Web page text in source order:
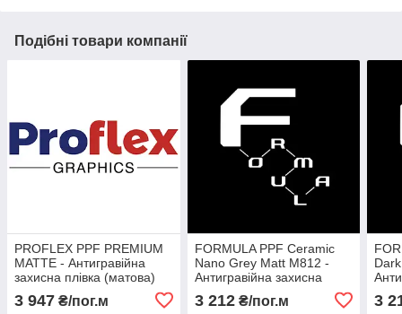
Подібні товари компанії
PROFLEX PPF PREMIUM
MATTE - Антигравійна
захисна плівка (матова)
3 947 ₴/пог.м
FORMULA PPF Ceramic
Nano Grey Matt M812 -
Антигравійна захисна
темно-сіра плівка (матова)
1.52 m
3 212₴/пог.м
1.52
3